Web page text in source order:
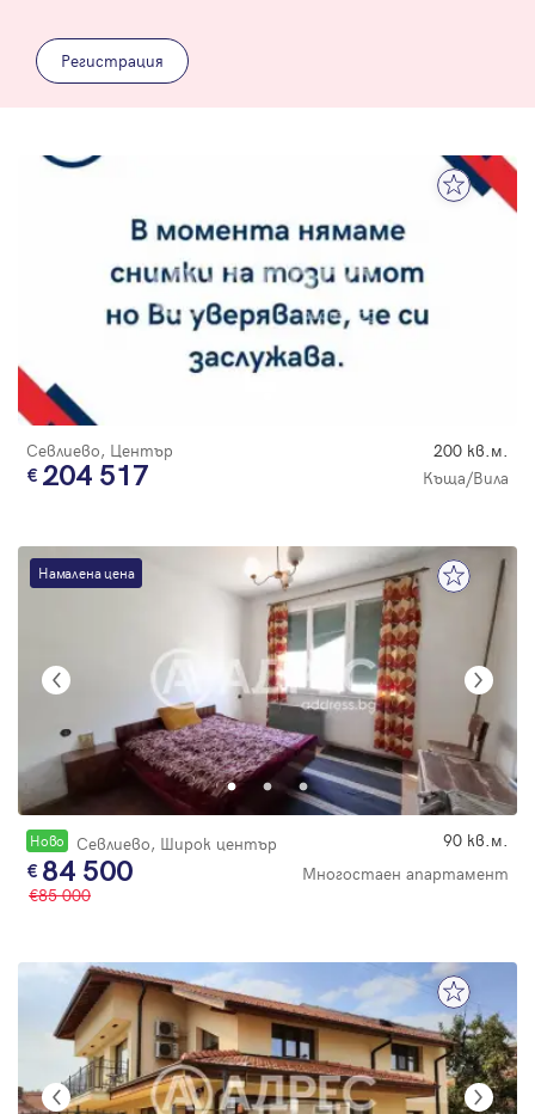
Регистрация
Севлиево, Център 200 кв.м.
204 517 Къща/Вила
Намалена цена
Новo Севлиево, Широк център 90 кв.м.
84 500
Многостаен апартамент
85 000